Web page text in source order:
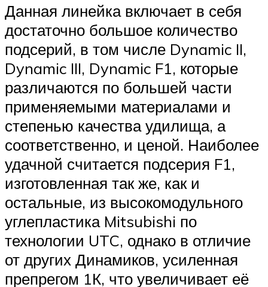
Данная линейка включает в себя
достаточно большое количество
подсерий, в том числе Dynamic II,
Dynamic III, Dynamic F1, которые
различаются по большей части
применяемыми материалами и
степенью качества удилища, а
соответственно, и ценой. Наиболее
удачной считается подсерия F1,
изготовленная так же, как и
остальные, из высокомодульного
углепластика Mitsubishi по
технологии UTC, однако в отличие
от других Динамиков, усиленная
препрегом 1К, что увеличивает её